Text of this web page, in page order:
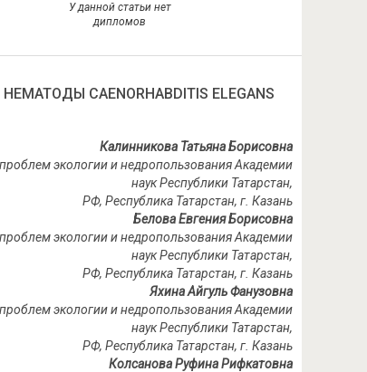
У данной статьи нет
дипломов
CAENORHABDITIS ELEGANS
Калинникова Татьяна Борисовна
экологии и недропользования Академии
наук Республики Татарстан,
РФ, Республика Татарстан, г. Казань
Белова Евгения Борисовна
экологии и недропользования Академии
наук Республики Татарстан,
РФ, Республика Татарстан, г. Казань
Яхина Айгуль Фанузовна
экологии и недропользования Академии
наук Республики Татарстан,
РФ, Республика Татарстан, г. Казань
Колсанова Руфина Рифкатовна